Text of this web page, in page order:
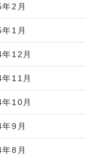
2月
1月
12月
11月
10月
9月
8月